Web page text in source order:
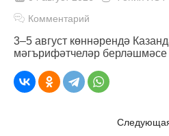
Комментарий
3–5 август көннәрендә
мәгърифәтчеләр